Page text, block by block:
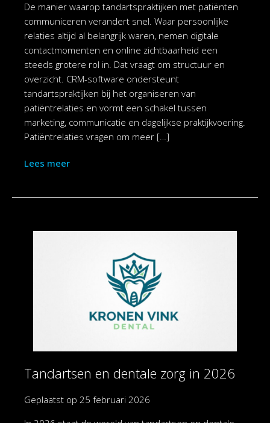
De manier waarop tandartspraktijken met patiënten
communiceren verandert snel. Waar persoonlijke
relaties altijd al belangrijk waren, nemen digitale
contactmomenten en online zichtbaarheid een
steeds grotere rol in. Dat vraagt om structuur en
overzicht. CRM-software ondersteunt
tandartspraktijken bij het organiseren van
patiëntrelaties en vormt een schakel tussen
marketing, communicatie en dagelijkse praktijkvoering.
Patiëntrelaties vragen om meer […]
Lees meer
Tandartsen en dentale zorg in 2026
Geplaatst op 25 februari 2026